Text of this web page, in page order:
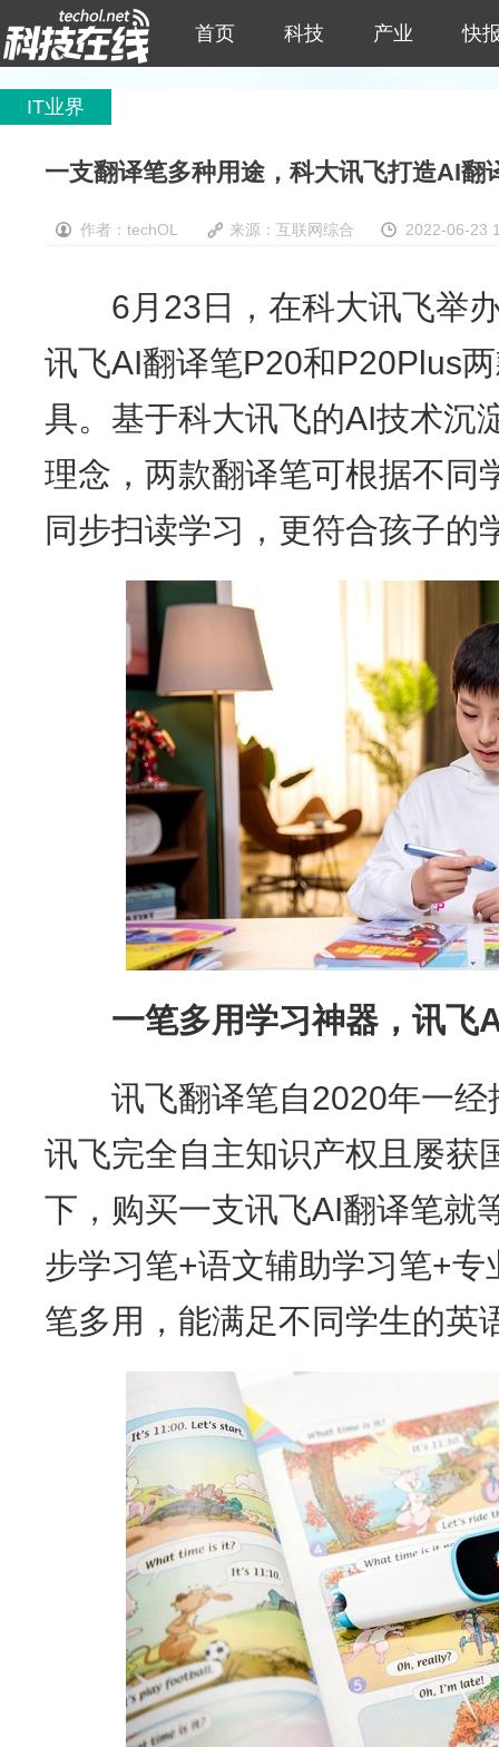
首页 科技 产业 快
IT业界
一支翻译笔多种用途，科大讯飞打造AI翻
作者：techOL 来源：互联网综合 2022-06-23
6月23日，在科大讯飞举办
讯飞AI翻译笔P20和P20Plus
具。基于科大讯飞的AI技术沉
理念，两款翻译笔可根据不同
同步扫读学习，更符合孩子的
一笔多用学习神器，讯飞
讯飞翻译笔自2020年一经
讯飞完全自主知识产权且屡获
下，购买一支讯飞AI翻译笔就
步学习笔+语文辅助学习笔+
笔多用，能满足不同学生的英